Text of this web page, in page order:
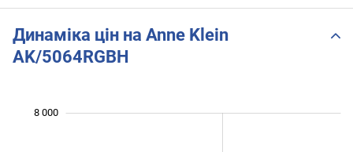
Динаміка цін на Anne Klein
AK/5064RGBH
8 000